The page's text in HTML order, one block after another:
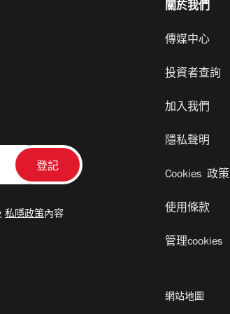
私隱政策內容
關於我們
傳媒中心
投資者查詢
加入我們
隱私聲明
Cookies 政策
使用條款
管理cookies
網站地圖